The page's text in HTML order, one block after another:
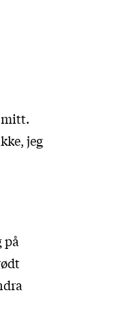
mitt.
jeg
på